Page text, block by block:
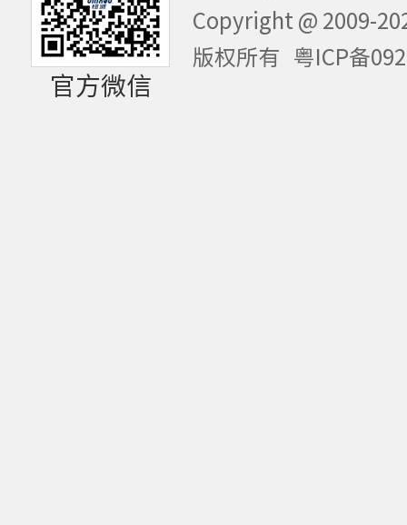
官方微信
Copyright @ 2009-
版权所有
粤ICP备